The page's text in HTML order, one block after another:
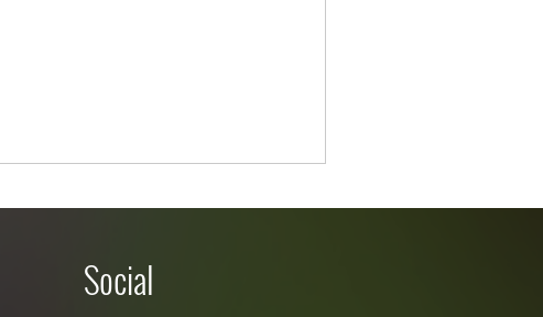
Social